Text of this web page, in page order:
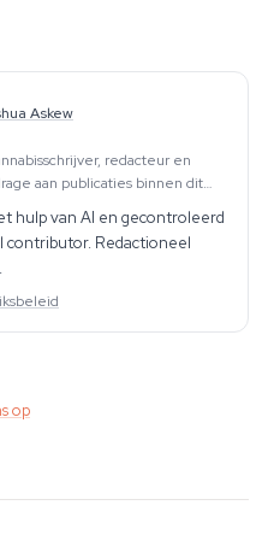
Askew
redacteur en
aan publicaties binnen dit
hulp van AI en gecontroleerd
contributor. Redactioneel
.
op